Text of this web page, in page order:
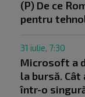
(P) De ce
pentru
31 iulie, 7:30
Microsoft a
la bursă.
într-o